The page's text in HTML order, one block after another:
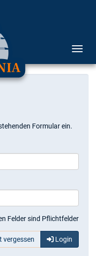
Menü
Formular ein.
Felder sind Pflichtfelder
vergessen Login